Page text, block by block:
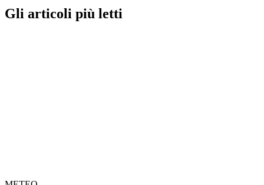
Gli articoli più letti